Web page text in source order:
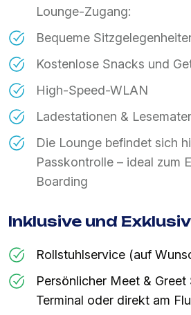
Lounge-Zugang:
Bequeme
Kostenlose Snacks und
High-Speed-WLAN
Ladestationen &
Die Lounge befindet sich
Passkontrolle – ideal zum
Boarding
Inklusive und
Rollstuhlservice (auf
Persönlicher Meet & Greet
Terminal oder direkt am